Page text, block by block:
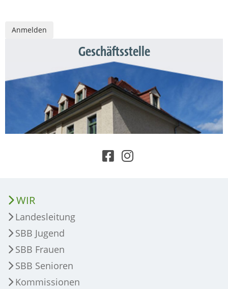
Geschäftsstelle
WIR
Landesleitung
SBB Jugend
SBB Frauen
SBB Senioren
Kommissionen